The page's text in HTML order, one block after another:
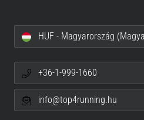
HUF - Magyarország
+36-1-999-1660
info@top4running.hu